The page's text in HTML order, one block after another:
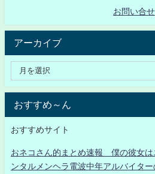
お問い合せ
アーカイブ
おすすめ～ん
おすすめサイト
おネコさん的まとめ速報 僕の彼女は
ンタルメンヘラ電波中年アルバイタ